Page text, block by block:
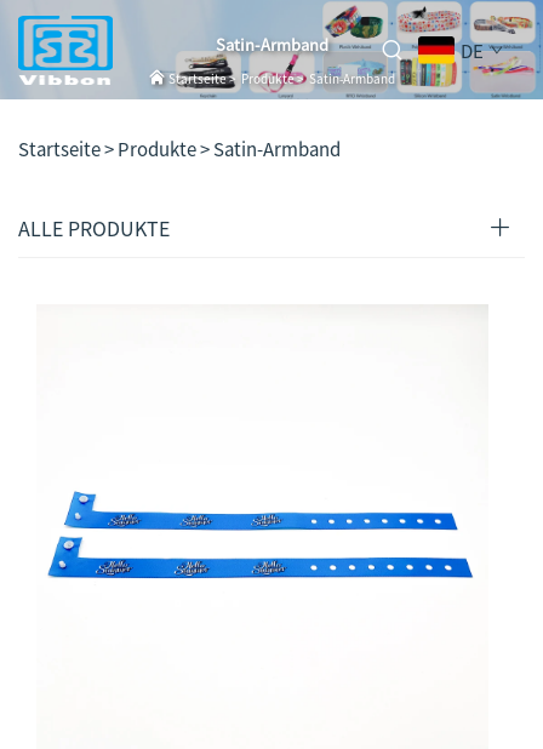
DE
Satin-Armband
Startseite> Produkte> Satin-Armband
Startseite >Produkte>Satin-Armband
ALLE PRODUKTE